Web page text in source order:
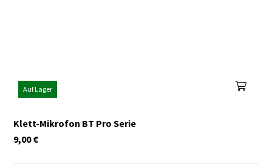
Auf Lager
Klett-Mikrofon BT Pro Serie
€
9,00